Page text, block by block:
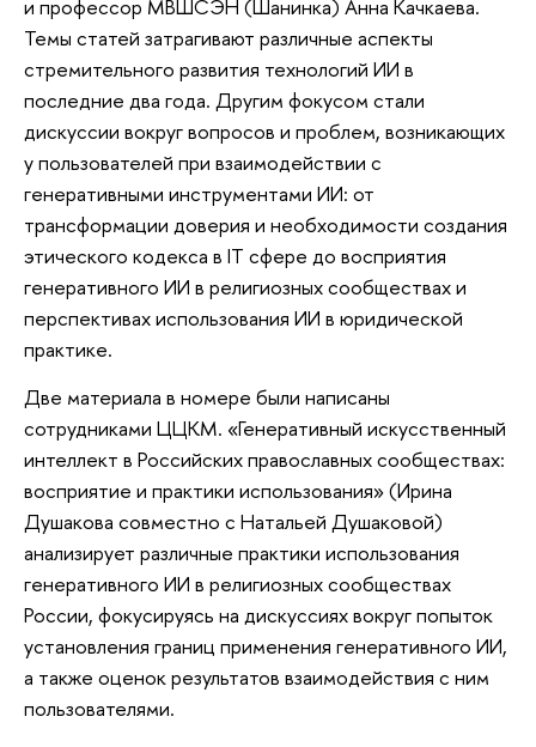
и профессор МВШСЭН (Шанинка) Анна Качкаева.
Темы статей затрагивают различные аспекты
стремительного развития технологий ИИ в
последние два года. Другим фокусом стали
дискуссии вокруг вопросов и проблем, возникающих
у пользователей при взаимодействии с
генеративными инструментами ИИ: от
трансформации доверия и необходимости создания
этического кодекса в IT сфере до восприятия
генеративного ИИ в религиозных сообществах и
перспективах использования ИИ в юридической
практике.
Две материала в номере были написаны
сотрудниками ЦЦКМ. «Генеративный искусственный
интеллект в Российских православных сообществах:
восприятие и практики использования» (Ирина
Душакова совместно с Натальей Душаковой)
анализирует различные практики использования
генеративного ИИ в религиозных сообществах
России, фокусируясь на дискуссиях вокруг попыток
установления границ применения генеративного ИИ,
а также оценок результатов взаимодействия с ним
пользователями.